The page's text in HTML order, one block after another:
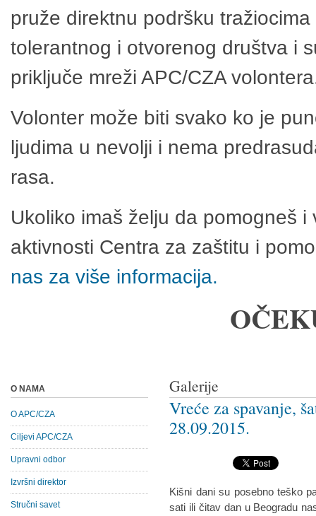
pruže direktnu podršku
tolerantnog i otvorenog društva i
priključe mreži APC/CZA
Volonter može biti svako ko je
ljudima u nevolji i nema
rasa.
Ukoliko imaš želju da pomogneš
aktivnosti Centra za zaštitu i
nas za više informacija.
Galerije
Vreće za spavanje,
28.09.2015.
Kišni dani su posebno teško
sati ili čitav dan u Beogradu
O NAMA
O APC/CZA
Ciljevi APC/CZA
Upravni odbor
Izvršni direktor
Stručni savet